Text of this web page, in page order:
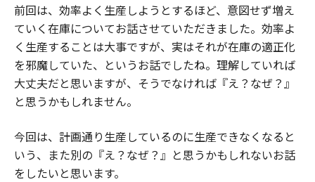
前回は、効率よく生産しようとするほど、意図せず増え
ていく在庫についてお話させていただきました。効率よ
く生産することは大事ですが、実はそれが在庫の適正化
を邪魔していた、というお話でしたね。理解していれば
大丈夫だと思いますが、そうでなければ『え？なぜ？』
と思うかもしれません。
今回は、計画通り生産しているのに生産できなくなると
いう、また別の『え？なぜ？』と思うかもしれないお話
をしたいと思います。